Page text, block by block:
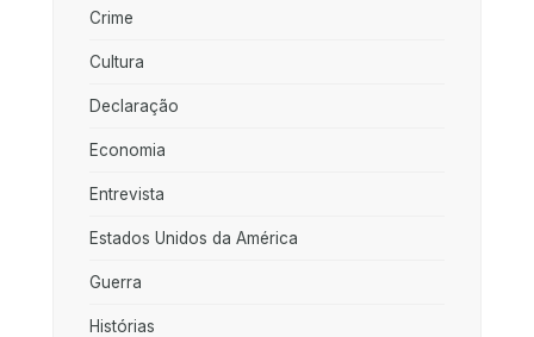
Crime
Cultura
Declaração
Economia
Entrevista
Estados Unidos da América
Guerra
Histórias